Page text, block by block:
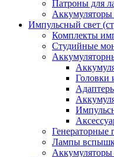
Патроны для
Аккумуляторы
Импульсный свет
Комплекты
Студийные
Головки
Генераторные
Лампы